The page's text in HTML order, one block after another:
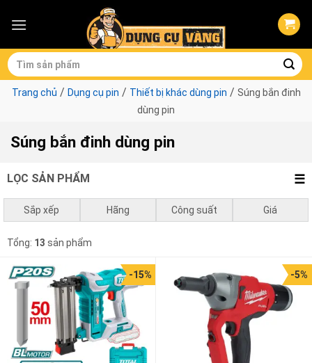
Tìm
kiếm:
Trang chủ / Dụng cụ pin / Thiết bị khác dùng pin / Súng bắn đinh
dùng pin
Súng bắn đinh dùng pin
LỌC SẢN PHẨM
Sắp xếp
Mặc định
Giá thấp đến cao
Giá cao đến thấp
Hãng
Makita
Công suất
0 - 750w
Giá
0₫-1.000.000₫
1.000.000 ₫
3.000.000₫-10.000.000₫
10.000.000 ₫ -12.250.000
Tổng: 13 sản phẩm
-15% -5%